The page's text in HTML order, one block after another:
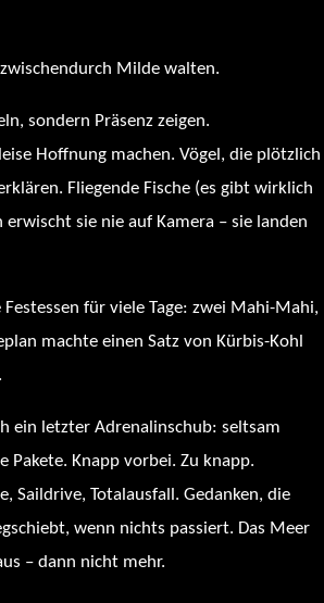
Milde walten.
sondern Präsenz zeigen.
Hoffnung machen. Vögel, die plötzlich
Fliegende Fische (es gibt wirklich
sie nie auf Kamera – sie landen
Festessen für viele Tage: zwei Mahi-Mahi,
machte einen Satz von Kürbis-Kohl
ein letzter Adrenalinschub: seltsam
Pakete. Knapp vorbei. Zu knapp.
Saildrive, Totalausfall. Gedanken, die
wenn nichts passiert. Das Meer
– dann nicht mehr.